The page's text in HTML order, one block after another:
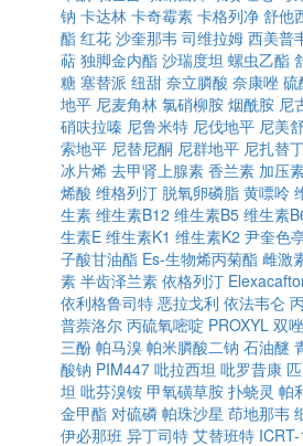
钠 卡达林 卡奇霉素 卡格列净 舒他
酯 红花 沙奎那韦 司维拉姆 西美普
萜 独脚金内酯 沙瑞度坦 螺虫乙酯
糖 塞替派 纽甜 奈立膦酸 奈康唑 硫
地平 尼麦角林 氯硝柳胺 烟酰胺 尼
硝呋拉嗪 尼鲁米特 尼伐地平 尼美
索地平 尼替尼酮 尼群地平 尼扎替
冰片烯 去甲肾上腺素 香兰素 加压
烯酸 维格列汀 脱氧卵磷脂 黄嘌呤
生素 维生素B12 维生素B5 维生素
生素E 维生素K1 维生素K2 尹奎色
子酸甘油酯 Es-生物烯丙菊酯 雌激
素 半齿泽兰素 依格列汀
依利格鲁司特 恶拉戈利 依法韦仑
普萘洛尔 丙硫氧嘧啶 PROXYL 双
三酚 帕马溴 帕米膦酸二钠 石油醚
酸钠 PIM447 吡拉西坦 吡罗昔康
坦 吡芬溴铵 甲氧磺草胺 扑蛲灵 帕
金甲酯 对硫磷 帕珠沙星 茚地那韦
伊必那班 异丁司特 艾替班特